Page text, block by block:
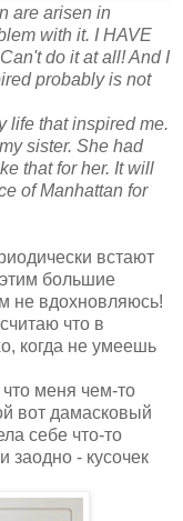
are arisen in
with it. I HAVE
do it at all! And I
probably is not
life that inspired me.
sister. She had
that for her. It will
of Manhattan for
встают
большие
не вдохновляюсь!
что в
когда не умеешь
что меня чем-то
вот дамасковый
себе что-то
заодно - кусочек